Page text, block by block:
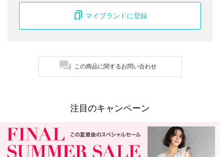
マイブランドに登録
この商品に関するお問い合わせ
注目のキャンペーン